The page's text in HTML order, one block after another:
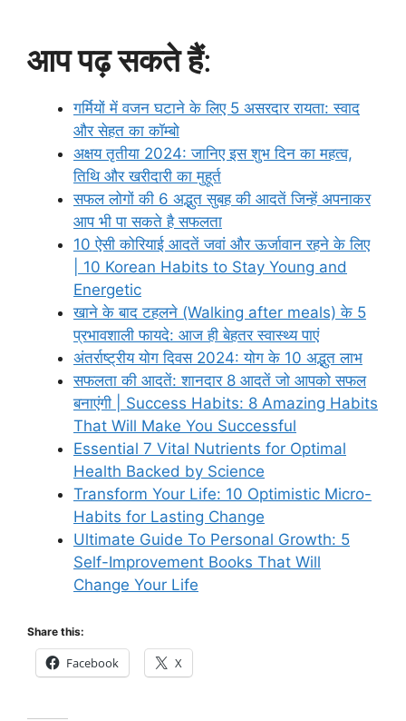
आप पढ़ सकते हैं:
गर्मियों में वजन घटाने के लिए 5 असरदार रायता: स्वाद
और सेहत का कॉम्बो
अक्षय तृतीया 2024: जानिए इस शुभ दिन का महत्व,
तिथि और खरीदारी का मुहूर्त
सफल लोगों की 6 अद्भुत सुबह की आदतें जिन्हें अपनाकर
आप भी पा सकते है सफलता
10 ऐसी कोरियाई आदतें जवां और ऊर्जावान रहने के लिए
| 10 Korean Habits to Stay Young and
Energetic
खाने के बाद टहलने (Walking after meals) के 5
प्रभावशाली फायदे: आज ही बेहतर स्वास्थ्य पाएं
अंतर्राष्ट्रीय योग दिवस 2024: योग के 10 अद्भुत लाभ
सफलता की आदतें: शानदार 8 आदतें जो आपको सफल
बनाएंगी | Success Habits: 8 Amazing Habits
That Will Make You Successful
Essential 7 Vital Nutrients for Optimal
Health Backed by Science
Transform Your Life: 10 Optimistic Micro-
Habits for Lasting Change
Ultimate Guide To Personal Growth: 5
Self-Improvement Books That Will
Change Your Life
Share this:
Facebook X